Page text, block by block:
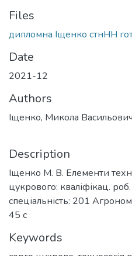
Files
дипломна Іщенко стнНН
Date
2021-12
Authors
Іщенко, Микола Васильович
Description
Іщенко М. В. Елементи
цукрового: кваліфікац.
спеціальність: 201
45 с
Keywords